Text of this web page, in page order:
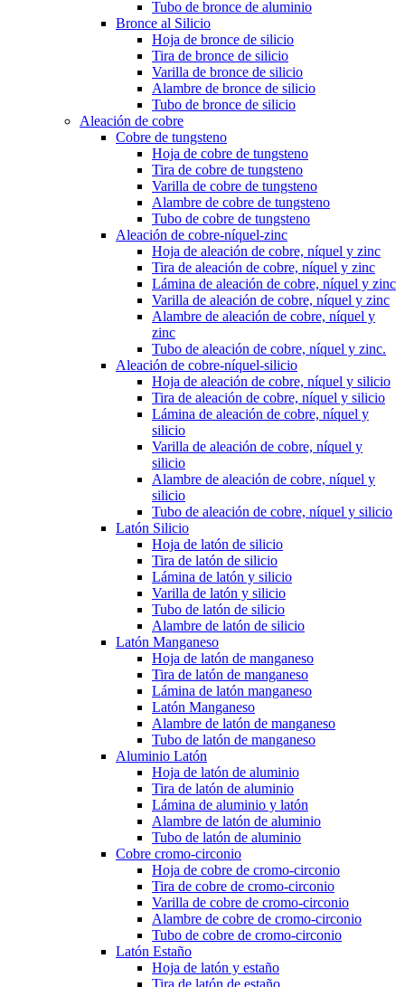
Tubo de bronce de aluminio
Bronce al Silicio
Hoja de bronce de silicio
Tira de bronce de silicio
Varilla de bronce de silicio
Alambre de bronce de silicio
Tubo de bronce de silicio
Aleación de cobre
Cobre de tungsteno
Hoja de cobre de tungsteno
Tira de cobre de tungsteno
Varilla de cobre de tungsteno
Alambre de cobre de tungsteno
Tubo de cobre de tungsteno
Aleación de cobre-níquel-zinc
Hoja de aleación de cobre, níquel y zinc
Tira de aleación de cobre, níquel y zinc
Lámina de aleación de cobre, níquel y zinc
Varilla de aleación de cobre, níquel y zinc
Alambre de aleación de cobre, níquel y
zinc
Tubo de aleación de cobre, níquel y zinc.
Aleación de cobre-níquel-silicio
Hoja de aleación de cobre, níquel y silicio
Tira de aleación de cobre, níquel y silicio
Lámina de aleación de cobre, níquel y
silicio
Varilla de aleación de cobre, níquel y
silicio
Alambre de aleación de cobre, níquel y
silicio
Tubo de aleación de cobre, níquel y silicio
Latón Silicio
Hoja de latón de silicio
Tira de latón de silicio
Lámina de latón y silicio
Varilla de latón y silicio
Tubo de latón de silicio
Alambre de latón de silicio
Latón Manganeso
Hoja de latón de manganeso
Tira de latón de manganeso
Lámina de latón manganeso
Latón Manganeso
Alambre de latón de manganeso
Tubo de latón de manganeso
Aluminio Latón
Hoja de latón de aluminio
Tira de latón de aluminio
Lámina de aluminio y latón
Alambre de latón de aluminio
Tubo de latón de aluminio
Cobre cromo-circonio
Hoja de cobre de cromo-circonio
Tira de cobre de cromo-circonio
Varilla de cobre de cromo-circonio
Alambre de cobre de cromo-circonio
Tubo de cobre de cromo-circonio
Latón Estaño
Hoja de latón y estaño
Tira de latón de estaño